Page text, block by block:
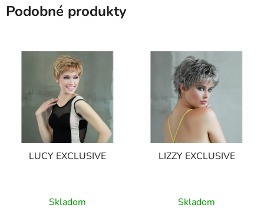
Podobné produkty
LUCY EXCLUSIVE
Skladom
LIZZY EXCLUSIVE
Skladom